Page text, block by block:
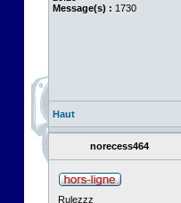
Message(s) : 1730
Haut
norecess464
Rulezzz